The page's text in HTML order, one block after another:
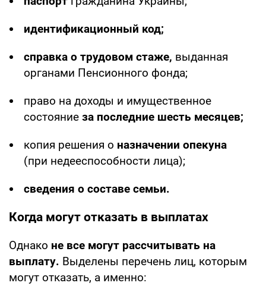
идентификационный код;
справка о трудовом стаже, выданная
органами Пенсионного фонда;
право на доходы и имущественное
состояние за последние шесть месяцев;
копия решения о назначении опекуна
(при недееспособности лица);
сведения о составе семьи.
Когда могут отказать в выплатах
Однако не все могут рассчитывать на
выплату. Выделены перечень лиц, которым
могут отказать, а именно: